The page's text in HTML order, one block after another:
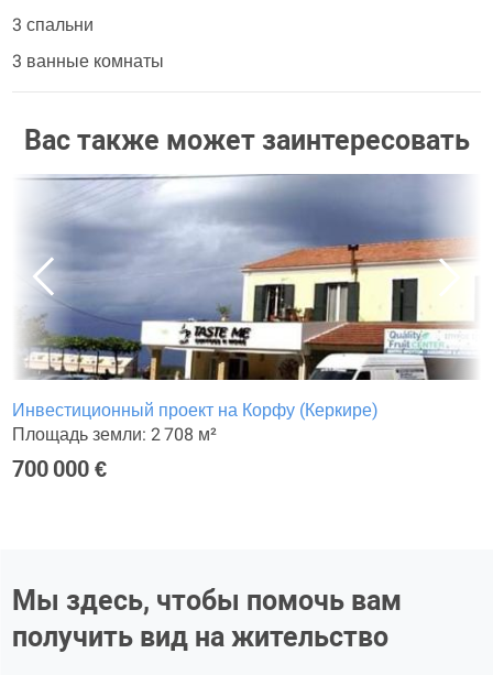
3 спальни
3 ванные комнаты
Вас также может заинтересовать
Инвестиционный проект на Корфу (Керкире)
Площадь земли: 2 708 м²
700 000 €
Мы здесь, чтобы помочь вам
получить вид на жительство